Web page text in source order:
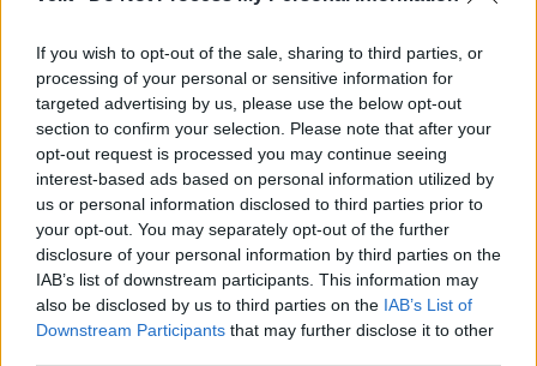
If you wish to opt-out of the sale, sharing to third parties, or
processing of your personal or sensitive information for
targeted advertising by us, please use the below opt-out
section to confirm your selection. Please note that after your
opt-out request is processed you may continue seeing
interest-based ads based on personal information utilized by
us or personal information disclosed to third parties prior to
your opt-out. You may separately opt-out of the further
disclosure of your personal information by third parties on the
IAB’s list of downstream participants. This information may
also be disclosed by us to third parties on the IAB’s List of
Downstream Participants that may further disclose it to other
savaites
pagrobimą ir platinimą –
lygtinis laisvės atėmimas
Kriminalai
„Fūristas“ į judrią
Kriminalai
Niekšui panižo rankos: